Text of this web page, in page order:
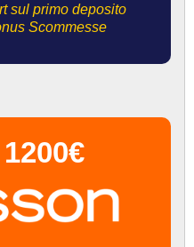
sul primo deposito
Scommesse